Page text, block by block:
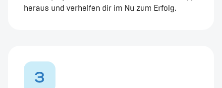
heraus und verhelfen dir im Nu zum Erfolg.
3